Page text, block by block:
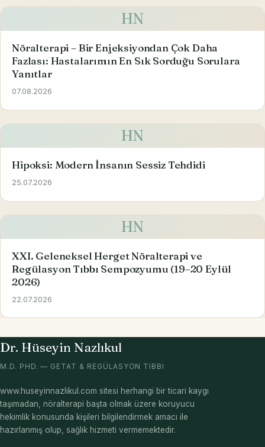
HN
Nöralterapi – Bir Enjeksiyondan Çok Daha
Fazlası: Hastalarımın En Sık Sorduğu Sorulara
Yanıtlar
07.08.2026
HN
Hipoksi: Modern İnsanın Sessiz Tehdidi
25.07.2026
HN
XXI. Geleneksel Herget Nöralterapi ve
Regülasyon Tıbbı Sempozyumu (19–20 Eylül
2026)
22.07.2026
Dr. Hüseyin Nazlıkul
M.D. PHD. — GETAT & REGÜLASYON TIBBI
www.huseyinnazlikul.com sitesi herhangi bir ticari kaygı
taşımadan, nöralterapi başta olmak üzere koruyucu
hekimlik konusunda kişileri bilgilendirmek amacı ile
hazırlanmış olup, sağlık hizmeti vermemektedir.